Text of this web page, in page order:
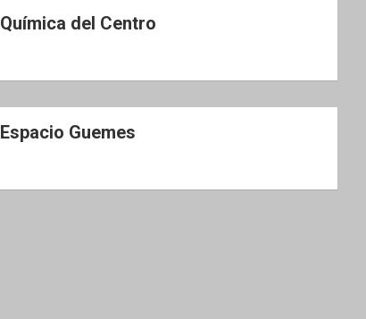
Química del Centro
Espacio Guemes